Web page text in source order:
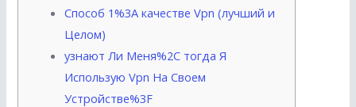
Способ 1%3A качестве Vpn (лучший и
Целом)
узнают Ли Меня%2C тогда Я
Использую Vpn На Своем
Устройстве%3F